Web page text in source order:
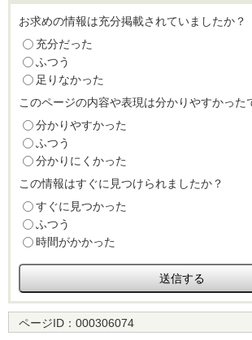
お求めの情報は充分掲載されていましたか？
充分だった
ふつう
足りなかった
このページの内容や表現は分かりやすかった
分かりやすかった
ふつう
分かりにくかった
この情報はすぐに見つけられましたか？
すぐに見つかった
ふつう
時間がかかった
ページID： 000306074